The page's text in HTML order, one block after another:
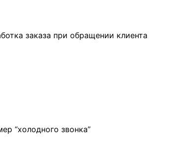
заказа при обращении клиента
“холодного звонка”